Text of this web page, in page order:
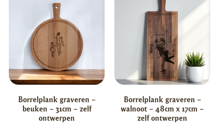
Borrelplank graveren –
beuken – 31cm – zelf
ontwerpen
Borrelplank graveren –
walnoot – 48cm x 17cm –
zelf ontwerpen